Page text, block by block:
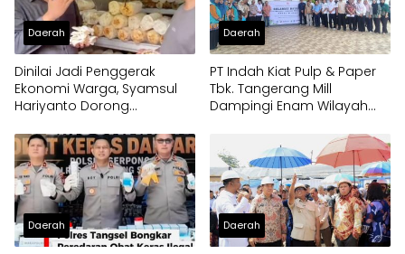
Daerah
Dinilai Jadi Penggerak
Ekonomi Warga, Syamsul
Hariyanto Dorong
Jamur Crispy di Serpong
Daerah
PT Indah Kiat Pulp & Paper
Tbk. Tangerang Mill
Dampingi Enam Wilayah
Daerah Daerah